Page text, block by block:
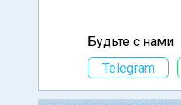
Будьте с нами:
Telegram